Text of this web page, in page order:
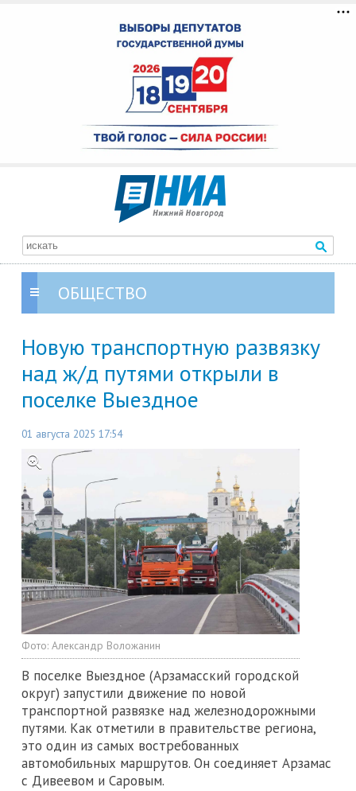
ОБЩЕСТВО
Новую транспортную развязку
над ж/д путями открыли в
поселке Выездное
01 августа 2025 17:54
Фото: Александр Воложанин
В поселке Выездное (Арзамасский городской
округ) запустили движение по новой
транспортной развязке над железнодорожными
путями. Как отметили в правительстве региона,
это один из самых востребованных
автомобильных маршрутов. Он соединяет Арзамас
с Дивеевом и Саровым.